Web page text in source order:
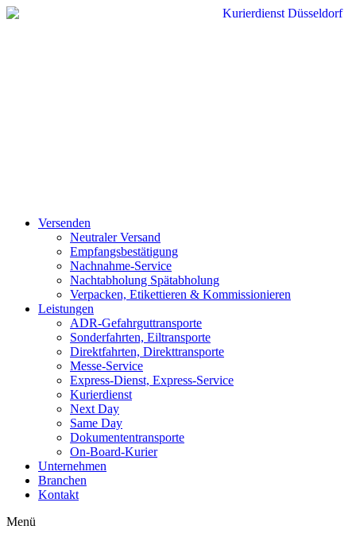
Zum
Versenden
Neutraler Versand
Empfangsbestätigung
Nachnahme-Service
Nachtabholung Spätabholung
Verpacken, Etikettieren & Kommissionieren
Leistungen
ADR-Gefahrguttransporte
Sonderfahrten, Eiltransporte
Direktfahrten, Direkttransporte
Messe-Service
Express-Dienst, Express-Service
Kurierdienst
Next Day
Same Day
Dokumententransporte
On-Board-Kurier
Unternehmen
Branchen
Kontakt
Menü